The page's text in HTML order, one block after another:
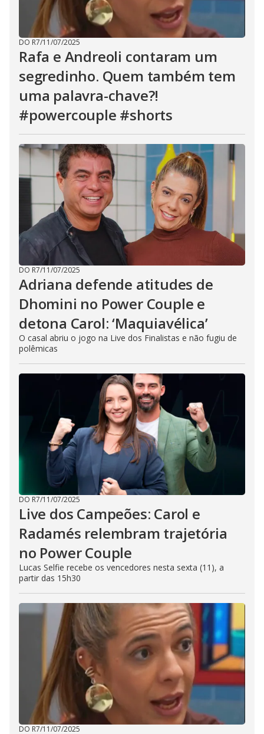
DO R7/11/07/2025
Rafa e Andreoli contaram um
segredinho. Quem também tem
uma palavra-chave?!
#powercouple #shorts
DO R7/11/07/2025
Adriana defende atitudes de
Dhomini no Power Couple e
detona Carol: ‘Maquiavélica’
O casal abriu o jogo na Live dos Finalistas e não fugiu de
polêmicas
DO R7/11/07/2025
Live dos Campeões: Carol e
Radamés relembram trajetória
no Power Couple
Lucas Selfie recebe os vencedores nesta sexta (11), a
partir das 15h30
DO R7/11/07/2025